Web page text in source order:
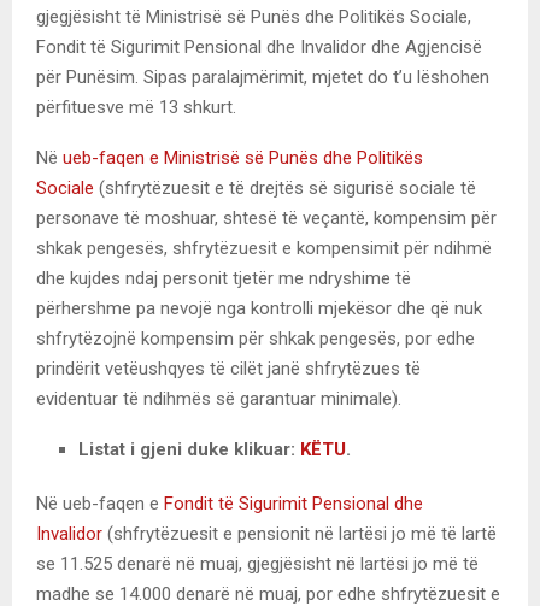
gjegjësisht të Ministrisë së Punës dhe Politikës Sociale,
Fondit të Sigurimit Pensional dhe Invalidor dhe Agjencisë
për Punësim. Sipas paralajmërimit, mjetet do t’u lëshohen
përfituesve më 13 shkurt.
Në ueb-faqen e Ministrisë së Punës dhe Politikës
Sociale (shfrytëzuesit e të drejtës së sigurisë sociale të
personave të moshuar, shtesë të veçantë, kompensim për
shkak pengesës, shfrytëzuesit e kompensimit për ndihmë
dhe kujdes ndaj personit tjetër me ndryshime të
përhershme pa nevojë nga kontrolli mjekësor dhe që nuk
shfrytëzojnë kompensim për shkak pengesës, por edhe
prindërit vetëushqyes të cilët janë shfrytëzues të
evidentuar të ndihmës së garantuar minimale).
Listat i gjeni duke klikuar: KËTU.
Në ueb-faqen e Fondit të Sigurimit Pensional dhe
Invalidor (shfrytëzuesit e pensionit në lartësi jo më të lartë
se 11.525 denarë në muaj, gjegjësisht në lartësi jo më të
madhe se 14.000 denarë në muaj, por edhe shfrytëzuesit e